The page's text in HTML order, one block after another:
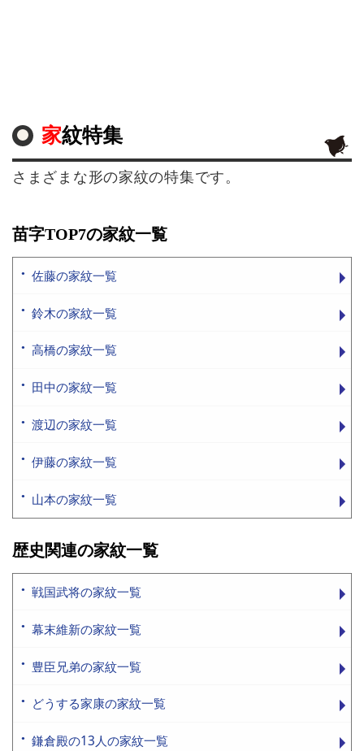
家紋特集
さまざまな形の家紋の特集です。
苗字TOP7の家紋一覧
佐藤の家紋一覧
鈴木の家紋一覧
高橋の家紋一覧
田中の家紋一覧
渡辺の家紋一覧
伊藤の家紋一覧
山本の家紋一覧
歴史関連の家紋一覧
戦国武将の家紋一覧
幕末維新の家紋一覧
豊臣兄弟の家紋一覧
どうする家康の家紋一覧
鎌倉殿の13人の家紋一覧